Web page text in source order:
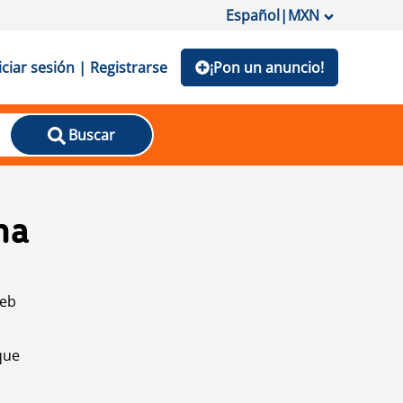
Español|MXN
sesión | Registrarse ¡Pon un anuncio!
Buscar